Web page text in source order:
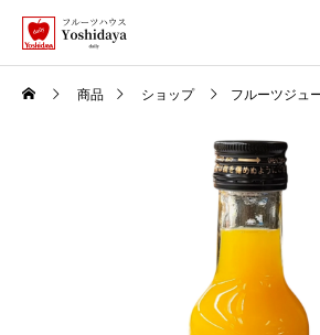
商品 ショップ フルーツジュ